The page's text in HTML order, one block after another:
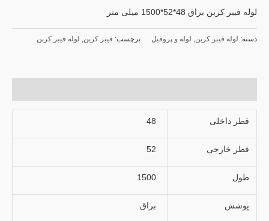
لوله فیبر کربن براق 48*52*1500 میلی متر
دسته: لوله فیبر کربن لوله و پروفیل برچسب: فیبر کربن لوله فیبر کربن
قطر داخلی 48
قطر خارجی 52
طول 1500
پوشش براق